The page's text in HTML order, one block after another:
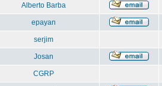
Alberto Barba
epayan
serjim
Josan
CGRP